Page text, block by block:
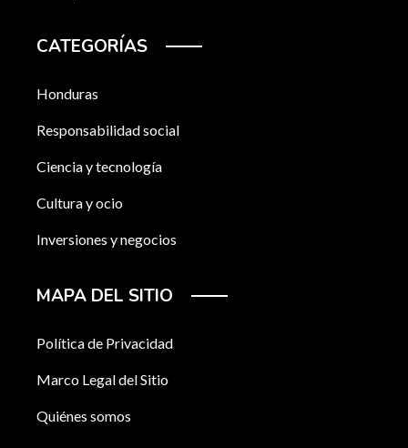
CATEGORÍAS
Honduras
Responsabilidad social
Ciencia y tecnología
Cultura y ocio
Inversiones y negocios
MAPA DEL SITIO
Política de Privacidad
Marco Legal del Sitio
Quiénes somos